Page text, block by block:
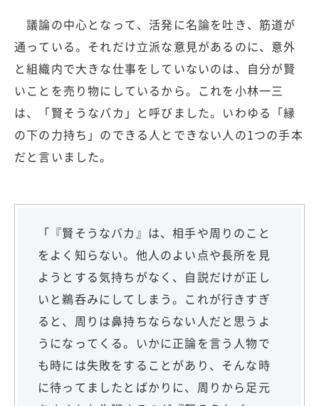
議論の中心となって、活発に名論を吐き、筋道が
通っている。それだけ立派な意見があるのに、意外
と組織内で大きな仕事をしていないのは、自分が賢
いことを売り物にしているから。これを小林一三
は、「賢そうなバカ」と呼びました。いわゆる「縁
の下の力持ち」のできる人とできない人の1つの手本
だと言いました。
「『賢そうなバカ』は、相手や周りのこと
をよく知らない。他人のよい点や長所を見
ようとする気持ちがなく、自説だけが正し
いと鵜呑みにしてしまう。これが行きすぎ
ると、周りは鼻持ちならない人だと思うよ
うになってくる。いかに正論を言う人物で
も時には失敗をすることがあり、そんな時
に待ってましたとばかりに、周りから足元